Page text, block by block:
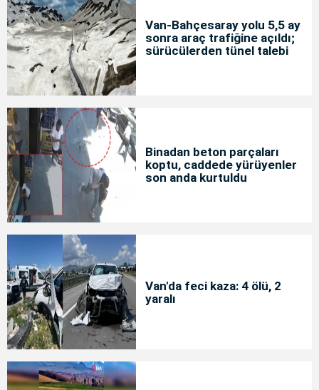
Van-Bahçesaray yolu 5,5 ay
sonra araç trafiğine açıldı;
sürücülerden tünel talebi
Binadan beton parçaları
koptu, caddede yürüyenler
son anda kurtuldu
Van'da feci kaza: 4 ölü, 2
yaralı